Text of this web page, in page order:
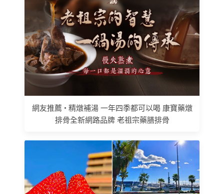
網友推薦 • 精燉補湯 一年四季都可以喝 康寶藥燉
排骨全新網路品牌 老祖宗藥膳排骨